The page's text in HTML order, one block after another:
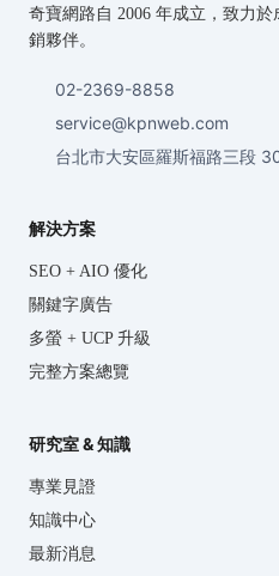
奇寶網路自 2006 年成立，致力
銷夥伴。
02-2369-8858
service@kpnweb.com
台北市大安區羅斯福路三段
解決方案
SEO + AIO 優化
關鍵字廣告
多螢 + UCP 升級
完整方案總覽
研究室 & 知識
專業見證
知識中心
最新消息